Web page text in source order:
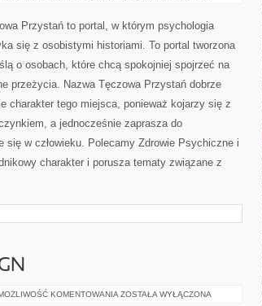
Przystań to portal, w którym psychologia
się z osobistymi historiami. To portal tworzona
o osobach, które chcą spokojniej spojrzeć na
przeżycia. Nazwa Tęczowa Przystań dobrze
charakter tego miejsca, ponieważ kojarzy się z
a jednocześnie zaprasza do
w człowieku. Polecamy Zdrowie Psychiczne i
charakter i porusza tematy związane z
KOMENTOWANIA ARCHITEKTURA
ZOSTAŁA WYŁĄCZONA